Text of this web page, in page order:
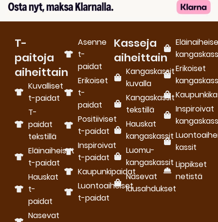
T-
paitoja
aiheittain
Kuvalliset
t-paidat
T-
paidat
tekstillä
Eläinaiheiset
t-paidat
Hauskat
t-
paidat
Nasevat
Asenne
t-
paidat
Erikoiset
t-
paidat
Positiiviset
t-paidat
Inspiroivat
t-paidat
Kaupunkipaidat
Luontoaiheiset
t-paidat
Kasseja
aiheittain
Kangaskassit
kuvalla
Kangaskassit
tekstillä
Hauskat
kangaskassit
Luomu­
kangaskassit
Nasevat
lausahdukset
Erikoiset
Inspiroivat
kassit
Lippikset
netistä